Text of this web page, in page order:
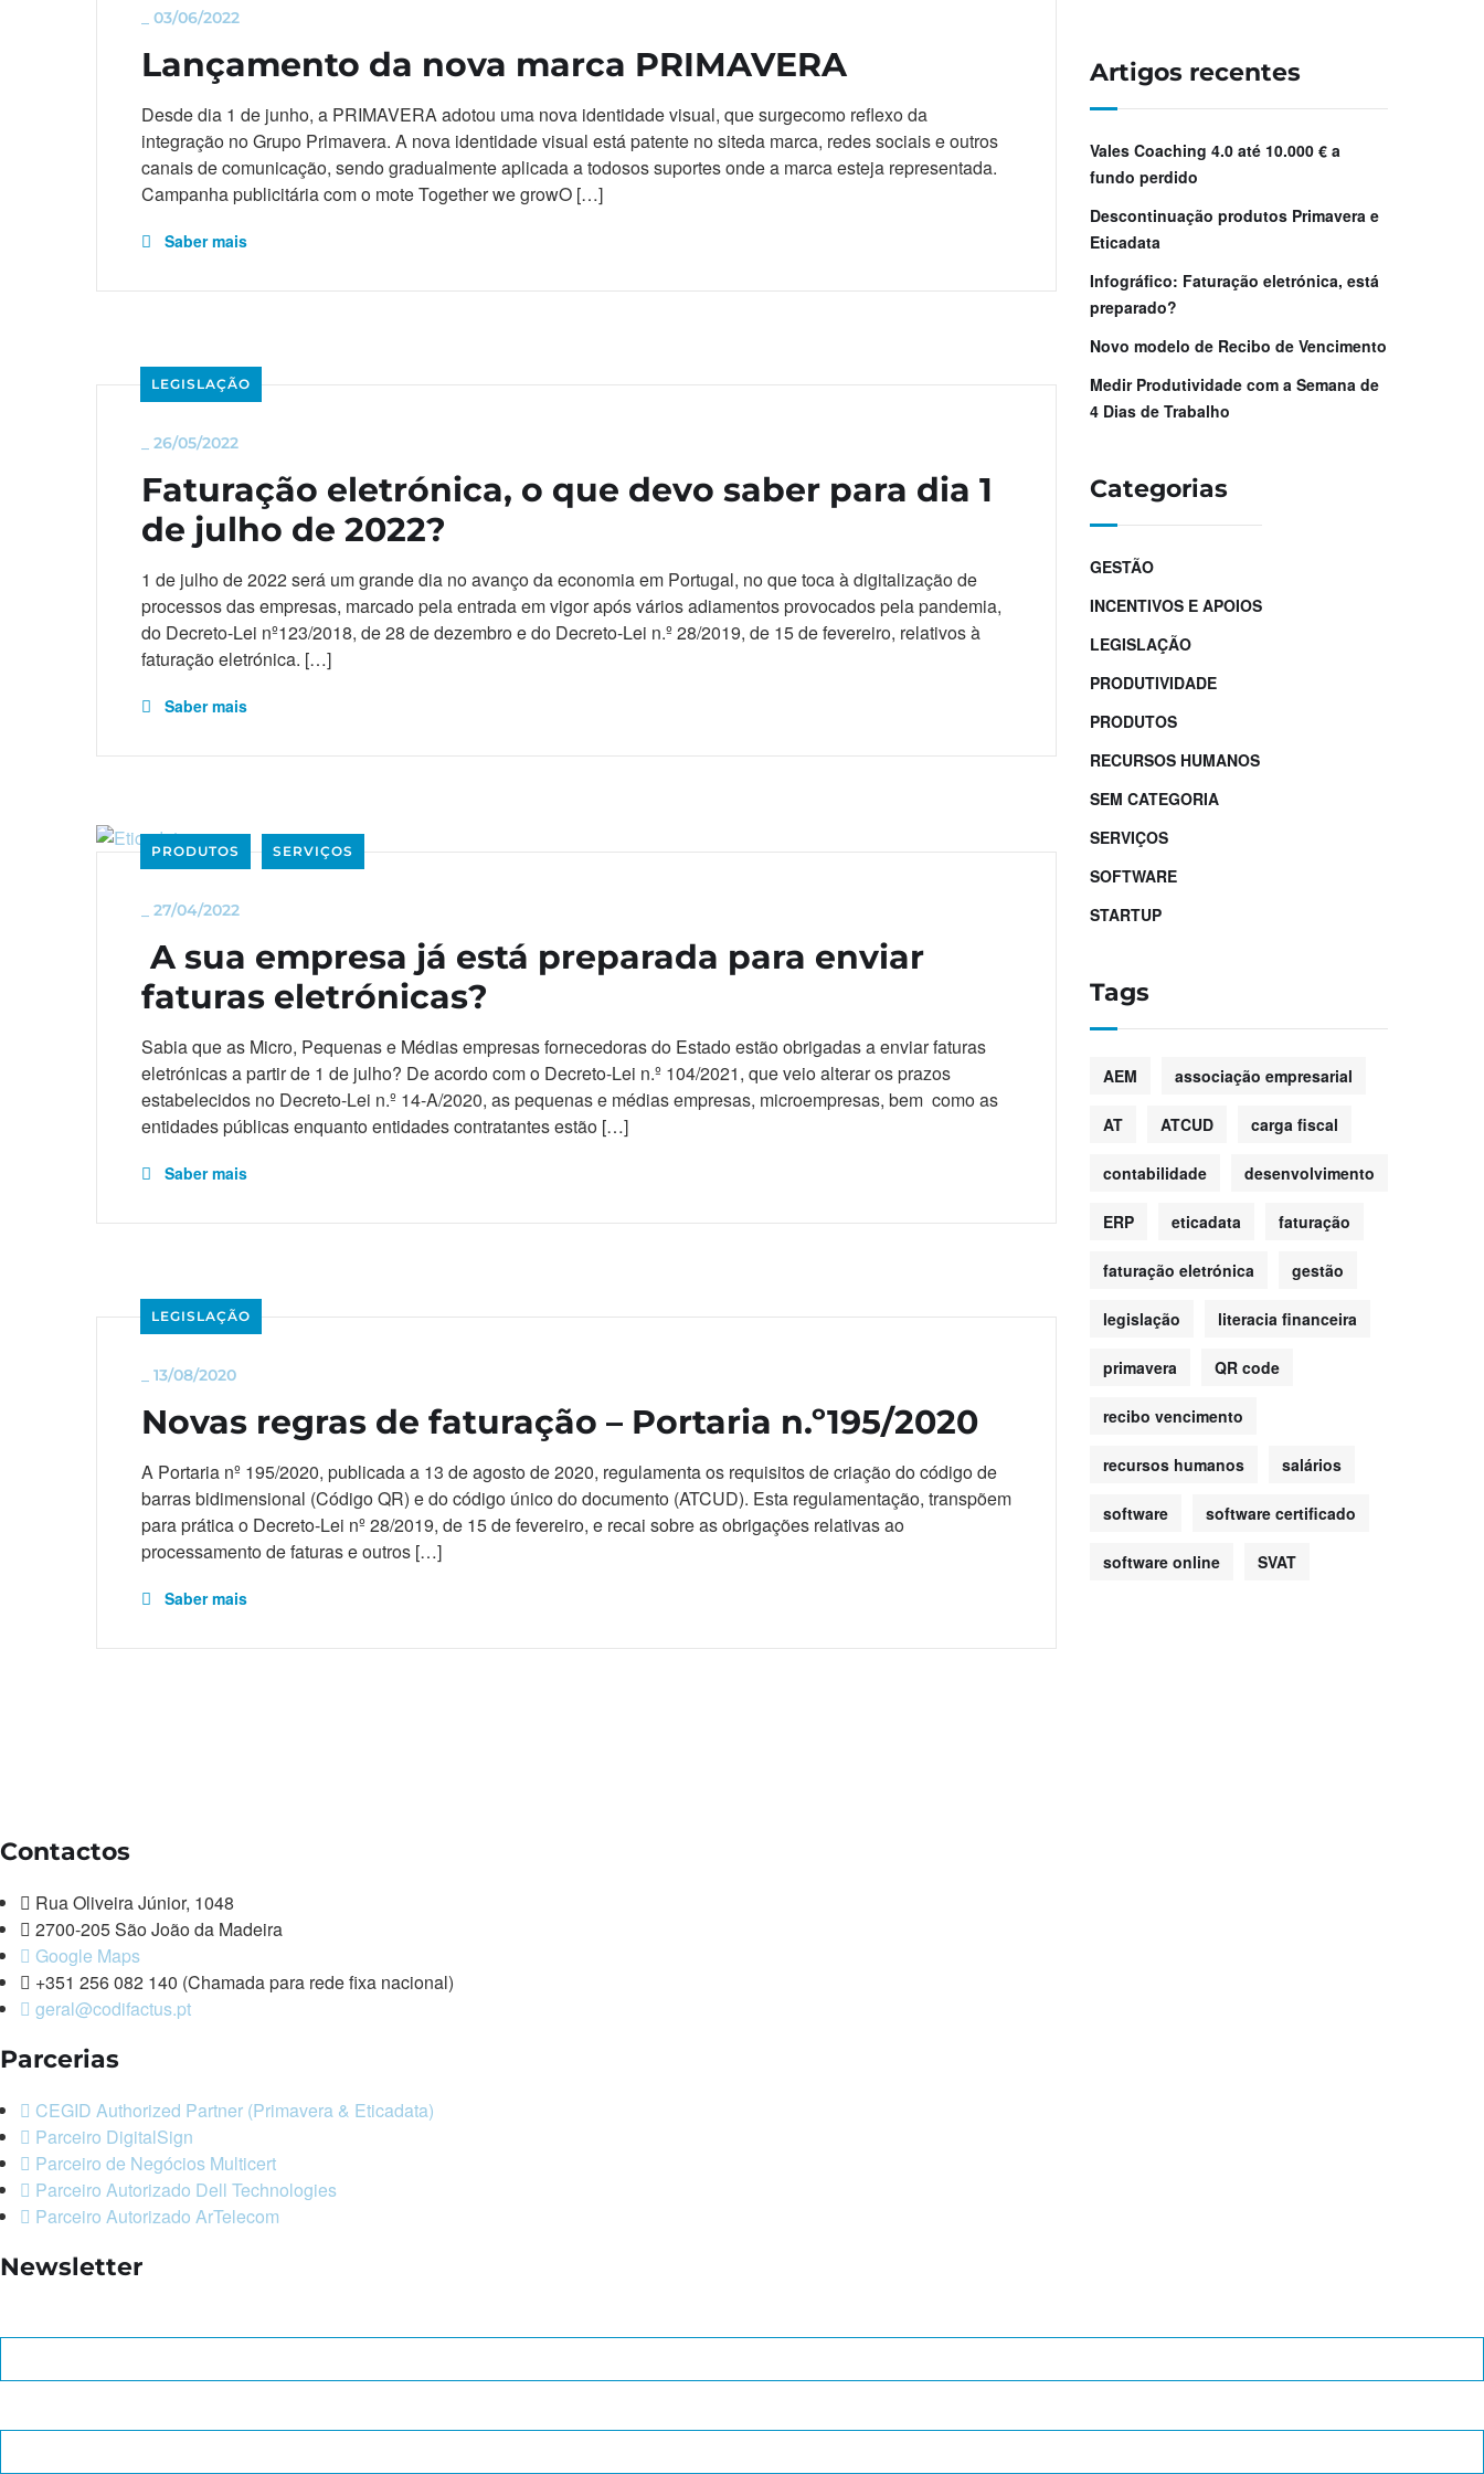
03/06/2022
Lançamento da nova marca PRIMAVERA
Desde dia 1 de junho, a PRIMAVERA adotou uma nova identidade visual, que surgecomo reflexo da
integração no Grupo Primavera. A nova identidade visual está patente no siteda marca, redes sociais e outros
canais de comunicação, sendo gradualmente aplicada a todosos suportes onde a marca esteja representada.
Campanha publicitária com o mote Together we growO […]
Saber mais
LEGISLAÇÃO
26/05/2022
Faturação eletrónica, o que devo saber para dia 1
de julho de 2022?
1 de julho de 2022 será um grande dia no avanço da economia em Portugal, no que toca à digitalização de
processos das empresas, marcado pela entrada em vigor após vários adiamentos provocados pela pandemia,
do Decreto-Lei nº123/2018, de 28 de dezembro e do Decreto-Lei n.º 28/2019, de 15 de fevereiro, relativos à
faturação eletrónica. […]
Saber mais
PRODUTOS SERVIÇOS
27/04/2022
A sua empresa já está preparada para enviar
faturas eletrónicas?
Sabia que as Micro, Pequenas e Médias empresas fornecedoras do Estado estão obrigadas a enviar faturas
eletrónicas a partir de 1 de julho? De acordo com o Decreto-Lei n.º 104/2021, que veio alterar os prazos
estabelecidos no Decreto-Lei n.º 14-A/2020, as pequenas e médias empresas, microempresas, bem como as
entidades públicas enquanto entidades contratantes estão […]
Saber mais
LEGISLAÇÃO
13/08/2020
Novas regras de faturação – Portaria n.º195/2020
A Portaria nº 195/2020, publicada a 13 de agosto de 2020, regulamenta os requisitos de criação do código de
barras bidimensional (Código QR) e do código único do documento (ATCUD). Esta regulamentação, transpõem
para prática o Decreto-Lei nº 28/2019, de 15 de fevereiro, e recai sobre as obrigações relativas ao
processamento de faturas e outros […]
Saber mais
Artigos recentes
Vales Coaching 4.0 até 10.000 € a
fundo perdido
Descontinuação produtos Primavera e
Eticadata
Infográfico: Faturação eletrónica, está
preparado?
Novo modelo de Recibo de Vencimento
Medir Produtividade com a Semana de
4 Dias de Trabalho
Categorias
GESTÃO
INCENTIVOS E APOIOS
LEGISLAÇÃO
PRODUTIVIDADE
PRODUTOS
RECURSOS HUMANOS
SEM CATEGORIA
SERVIÇOS
SOFTWARE
STARTUP
Tags
AEM associação empresarial
AT ATCUD carga fiscal
contabilidade desenvolvimento
ERP eticadata faturação
faturação eletrónica gestão
legislação literacia financeira
primavera QR code
recibo vencimento
recursos humanos salários
software software certificado
software online SVAT
Contactos
Rua Oliveira Júnior, 1048
2700-205 São João da Madeira
Google Maps
+351 256 082 140 (Chamada para rede fixa nacional)
geral@codifactus.pt
Parcerias
CEGID Authorized Partner (Primavera & Eticadata)
Parceiro DigitalSign
Parceiro de Negócios Multicert
Parceiro Autorizado Dell Technologies
Parceiro Autorizado ArTelecom
Newsletter